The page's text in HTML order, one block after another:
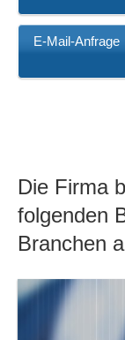
E-Mail-Anfrage
Die Firma
folgenden
Branchen